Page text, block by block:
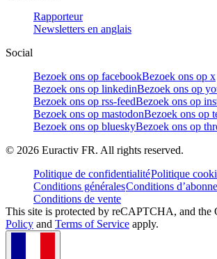
Rapporteur
Newsletters en anglais
Social
Bezoek ons op facebookBezoek ons op x
Bezoek ons op linkedinBezoek ons op
Bezoek ons op rss-feedBezoek ons op
Bezoek ons op mastodonBezoek ons op
Bezoek ons op blueskyBezoek ons op
© 2026 Euractiv FR. All rights reserved.
Politique de confidentialitéPolitique
Conditions généralesConditions
Conditions de vente
This site is protected by reCAPTCHA, and the
Policy and Terms of Service apply.